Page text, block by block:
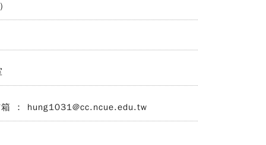
： hung1031@cc.ncue.edu.tw